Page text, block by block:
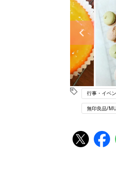
行事・イベ
無印良品/